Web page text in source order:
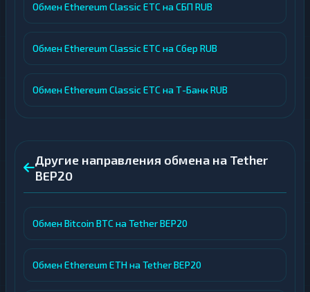
Обмен Ethereum Classic ETC на СБП RUB
Обмен Ethereum Classic ETC на Сбер RUB
Обмен Ethereum Classic ETC на Т-Банк RUB
Другие направления обмена на Tether
BEP20
Обмен Bitcoin BTC на Tether BEP20
Обмен Ethereum ETH на Tether BEP20